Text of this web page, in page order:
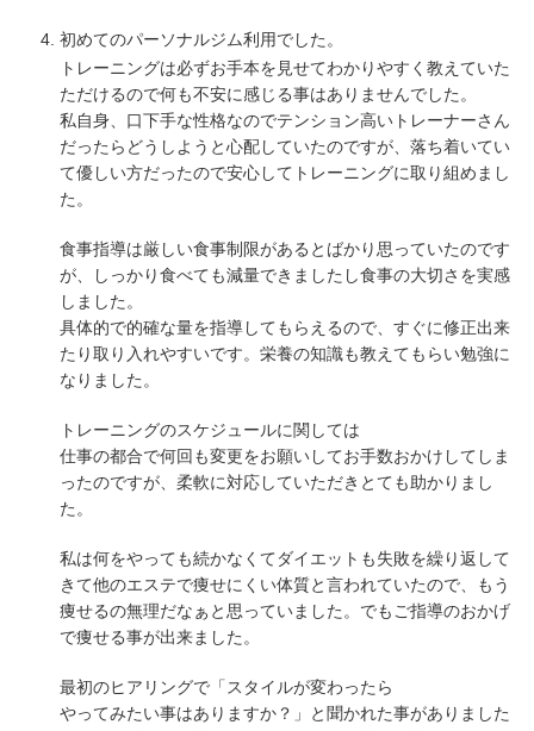
初めてのパーソナルジム利用でした。
トレーニングは必ずお手本を見せてわかりやすく教えていた
ただけるので何も不安に感じる事はありませんでした。
私自身、口下手な性格なのでテンション高いトレーナーさん
だったらどうしようと心配していたのですが、落ち着いてい
て優しい方だったので安心してトレーニングに取り組めまし
た。
食事指導は厳しい食事制限があるとばかり思っていたのです
が、しっかり食べても減量できましたし食事の大切さを実感
しました。
具体的で的確な量を指導してもらえるので、すぐに修正出来
たり取り入れやすいです。栄養の知識も教えてもらい勉強に
なりました。
トレーニングのスケジュールに関しては
仕事の都合で何回も変更をお願いしてお手数おかけしてしま
ったのですが、柔軟に対応していただきとても助かりまし
た。
私は何をやっても続かなくてダイエットも失敗を繰り返して
きて他のエステで痩せにくい体質と言われていたので、もう
痩せるの無理だなぁと思っていました。でもご指導のおかげ
で痩せる事が出来ました。
最初のヒアリングで「スタイルが変わったら
やってみたい事はありますか？」と聞かれた事がありました